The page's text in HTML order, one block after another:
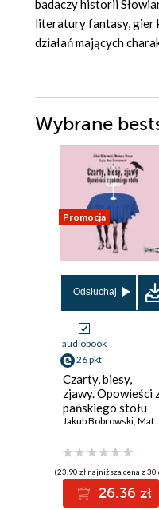
badaczy historii
literatury fantasy, gier
działań mających
Wybrane
Promocja
Odsłuchaj
audiobook
26 pkt
Czarty, biesy,
zjawy. Opowieści
pańskiego stołu
Jakub Bobrowski, Mateusz Wrona
(23,90 zł najniższa cena z 30
26.36 zł